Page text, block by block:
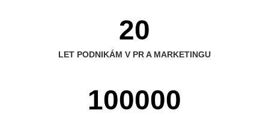
20
LET PODNIKÁM V PR A MARKETINGU
100000